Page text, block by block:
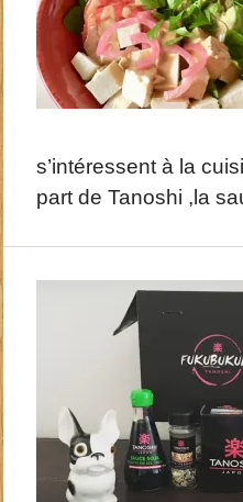
s’intéressent à la
part de Tanoshi ,la